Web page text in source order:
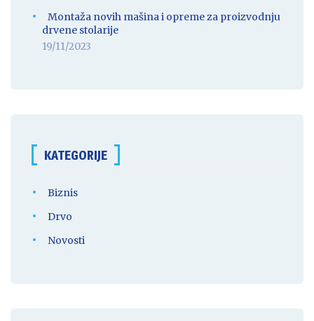
Montaža novih mašina i opreme za proizvodnju
drvene stolarije
19/11/2023
KATEGORIJE
Biznis
Drvo
Novosti